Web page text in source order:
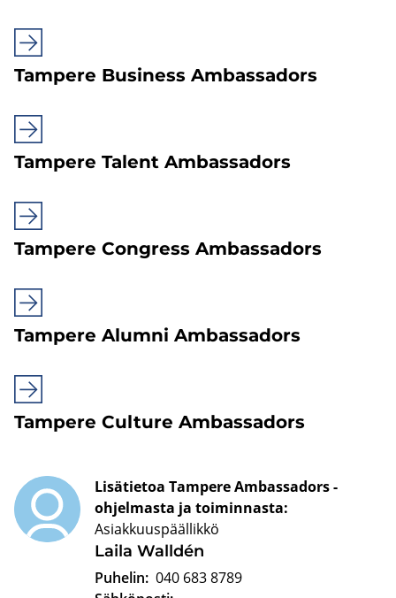
Tam­pe­re Busi­ness Am­bas­sa­dors
Tam­pe­re Ta­lent Am­bas­sa­dors
Tam­pe­re Congress Am­bas­sa­dors
Tam­pe­re Alum­ni Am­bas­sa­dors
Tam­pe­re Cul­tu­re Am­bas­sa­dors
Laila Walldén
Lisätietoa Tampere Ambassadors -
ohjelmasta ja toiminnasta:
Asiakkuuspäällikkö
Puhelin: 040 683 8789